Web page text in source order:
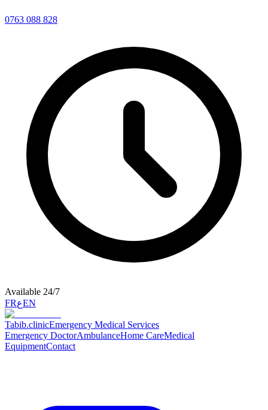
0763 088 828
Available 24/7
FRعEN
Tabib.clinicEmergency Medical Services
Emergency DoctorAmbulanceHome CareMedical
EquipmentContact